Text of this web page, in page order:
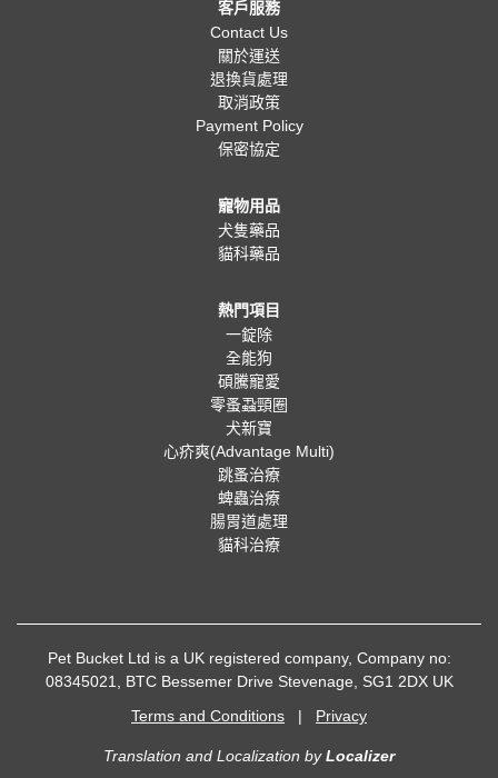
客戶服務
Contact Us
關於運送
退換貨處理
取消政策
Payment Policy
保密協定
寵物用品
犬隻藥品
貓科藥品
熱門項目
一錠除
全能狗
碩騰寵愛
零蚤蝨頸圈
犬新寶
心疥爽(Advantage Multi)
跳蚤治療
蜱蟲治療
腸胃道處理
貓科治療
Pet Bucket Ltd is a UK registered company, Company no:
08345021, BTC Bessemer Drive Stevenage, SG1 2DX UK
Terms and Conditions | Privacy
Translation and Localization byLocalizer